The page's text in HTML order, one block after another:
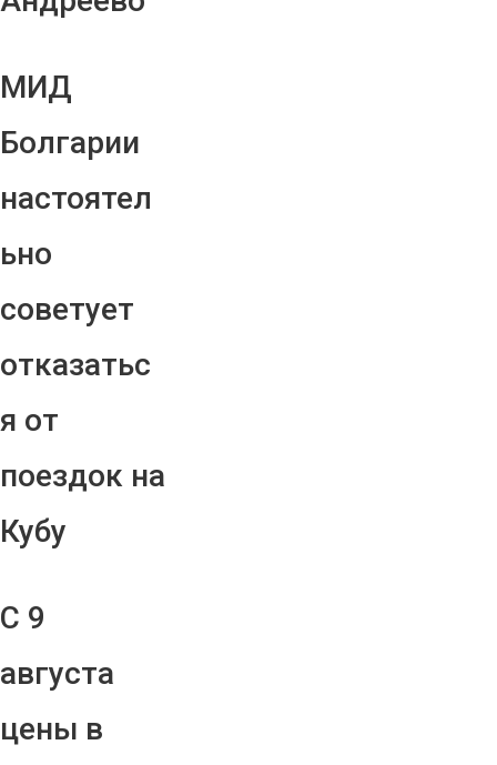
МИД
Болгарии
настоятел
ьно
советует
отказатьс
я от
поездок на
Кубу
С 9
августа
цены в